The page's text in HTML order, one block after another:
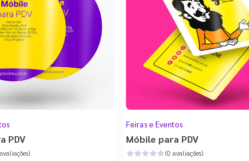
PDV
Feiras e Eventos
Móbile para PDV
(0 avaliações)